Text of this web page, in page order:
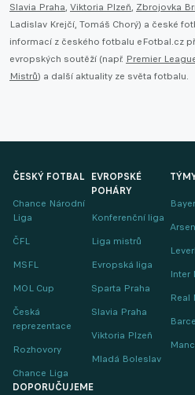
Slavia Praha, Viktoria Plzeň, Zbrojovka
Ladislav Krejčí, Tomáš Chorý) a české
informací z českého fotbalu eFotbal.cz
evropských soutěží (např. Premier
Mistrů) a další aktuality ze světa fotbalu.
ČESKÝ FOTBAL
Chance Národní
Liga
ČFL
MSFL
MOL Cup
Česká
reprezentace
Rozhovory
Chance Liga
EVROPSKÉ
POHÁRY
Konferenční liga
Liga mistrů
Evropská liga
Sparta Praha
Slavia Praha
Viktoria Plzeň
Mladá Boleslav
Inter
Real
DOPORUČUJEME